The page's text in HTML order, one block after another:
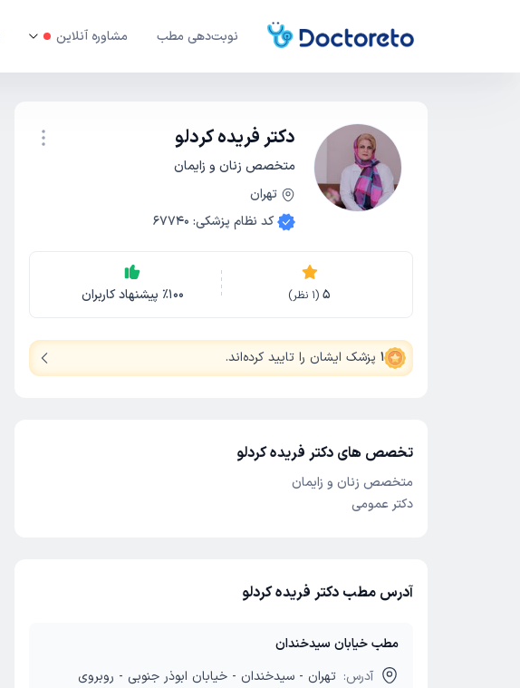
نوبت‌دهی مطب مشاوره آنلاین
دکتر فریده کردلو
متخصص زنان و زایمان
تهران
کد نظام پزشکی:
67740
5
(
1 نظر) ٪100 پیشنهاد کاربران
1 پزشک ایشان را تایید کرده‌اند.
تخصص های دکتر فریده کردلو
متخصص زنان و زایمان
دکتر عمومی
آدرس مطب دکتر فریده کردلو
مطب خیابان سیدخندان
آدرس: تهران - سیدخندان - خیابان ابوذر جنوبی - روبروی